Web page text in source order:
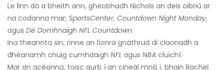
Le linn dó a bheith ann, gheobhadh Nichols an deis oibriú ar
na codanna mar; SportsCenter, Countdown Night Monday,
agus Dé Domhnaigh NFL Countdown.
Ina theannta sin, rinne an líonra gnáthrud di claonadh a
dhéanamh chuig cumhdaigh NFL agus NBA cluichí.
Mar an gcéanna, toisc gurb í an cineál mná í, bhain Rachel